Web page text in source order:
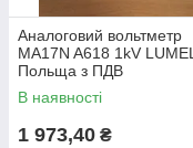
Аналоговий вольтметр
MA17N A618 1kV LUMEL
Польща з ПДВ
В наявності
1 973,40 ₴